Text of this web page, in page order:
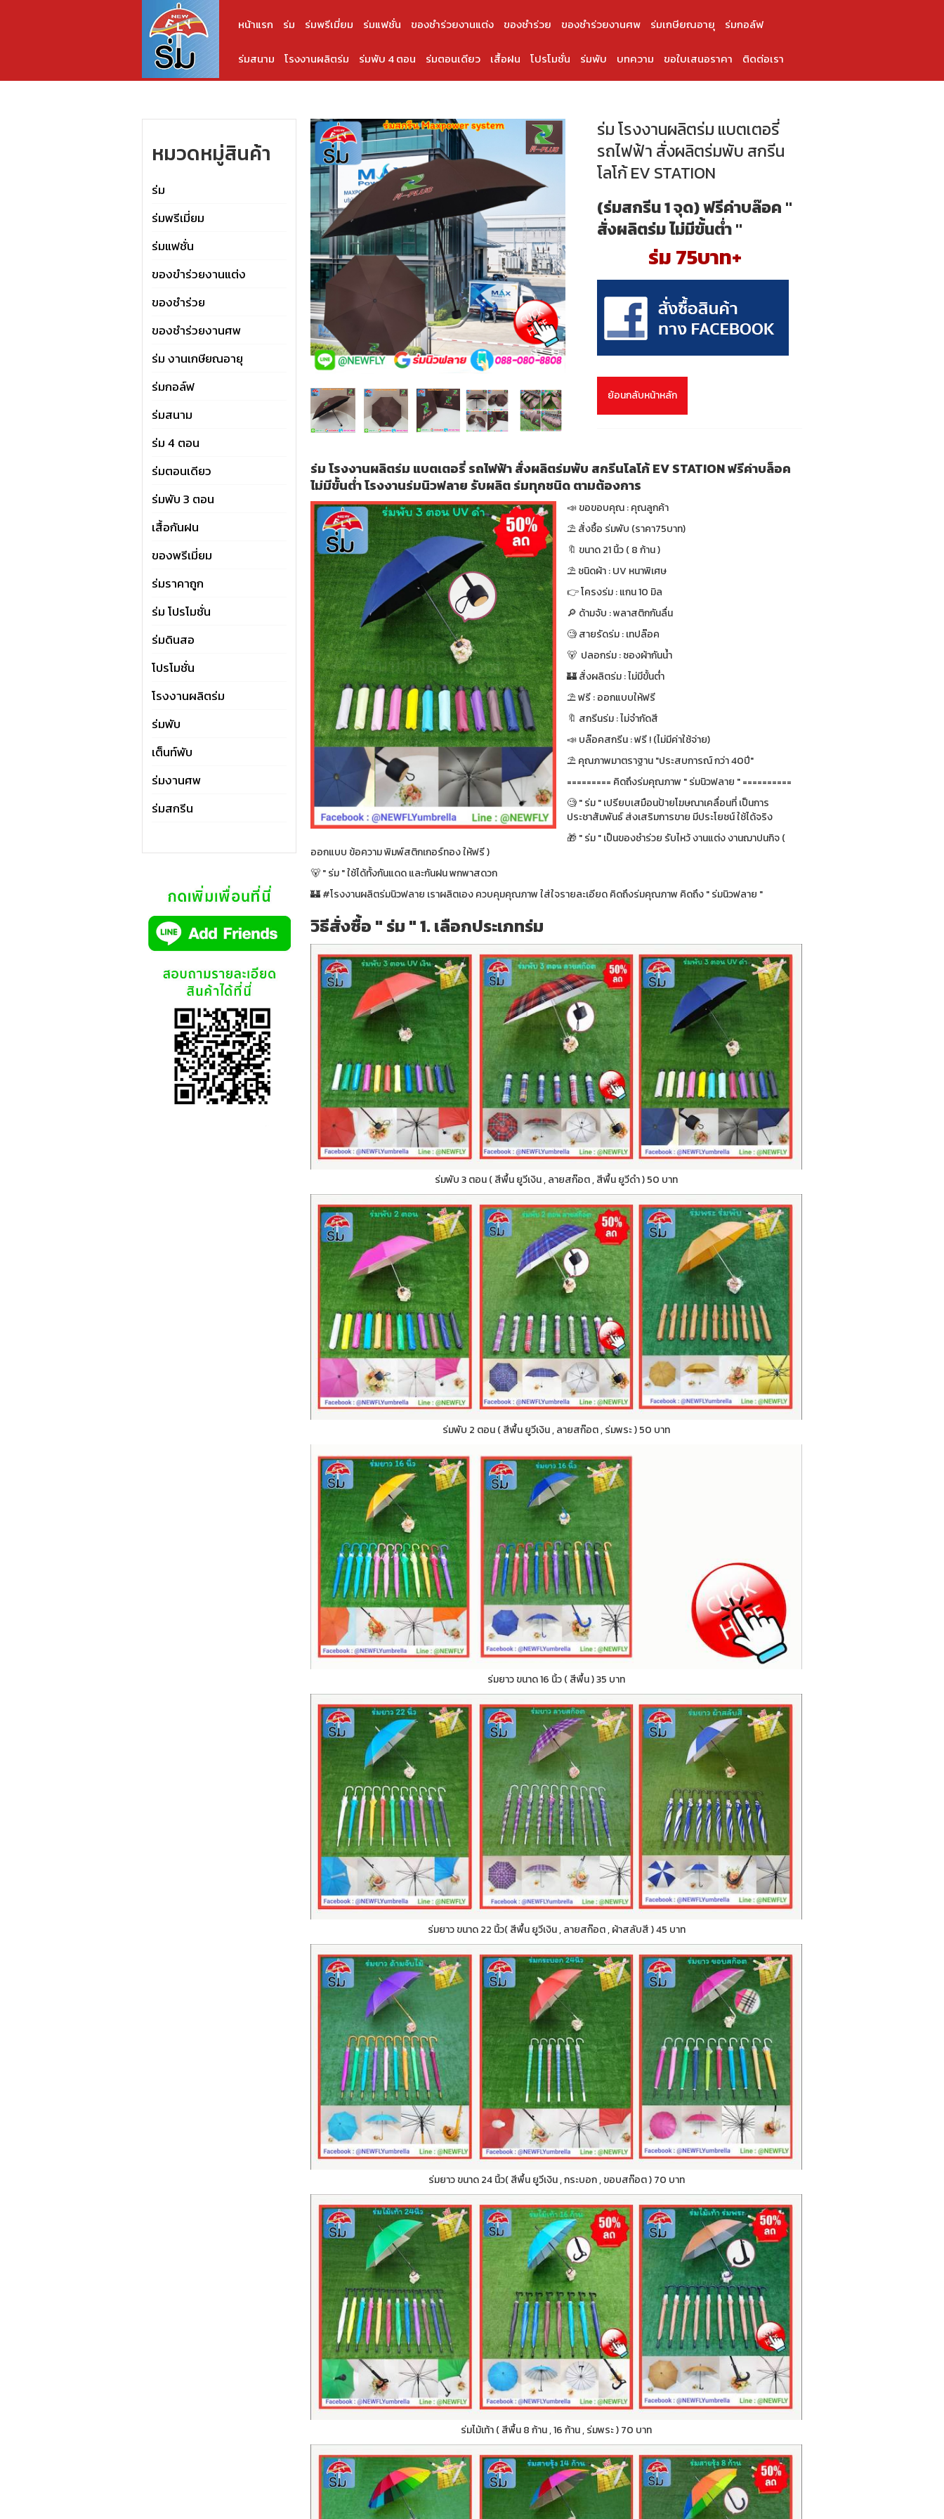
หน้าแรก ร่ม ร่มพรีเมี่ยม ร่มแฟชั่น ของชำร่วยงานแต่ง ของชำร่วย ของชำร่วยงานศพ ร่มเกษียณอายุ ร่มกอล์ฟ
ร่มสนาม โรงงานผลิตร่ม ร่มพับ 4 ตอน ร่มตอนเดียว เสื้อฝน โปรโมชั่น ร่มพับ บทความ ขอใบเสนอราคา ติดต่อเรา
หมวดหมู่สินค้า
ร่ม
ร่มพรีเมี่ยม
ร่มแฟชั่น
ของขำร่วยงานแต่ง
ของชำร่วย
ของชำร่วยงานศพ
ร่ม งานเกษียณอายุ
ร่มกอล์ฟ
ร่มสนาม
ร่ม 4 ตอน
ร่มตอนเดียว
ร่มพับ 3 ตอน
เสื้อกันฝน
ของพรีเมี่ยม
ร่มราคาถูก
ร่ม โปรโมชั่น
ร่มดินสอ
โปรโมชั่น
โรงงานผลิตร่ม
ร่มพับ
เต็นท์พับ
ร่มงานศพ
ร่มสกรีน
ร่ม โรงงานผลิตร่ม แบตเตอรี่
รถไฟฟ้า สั่งผลิตร่มพับ สกรีน
โลโก้ EV STATION
(ร่มสกรีน 1 จุด) ฟรีค่าบล๊อค "
สั่งผลิตร่ม ไม่มีขั้นต่ำ "
ร่ม 75บาท+
ย้อนกลับหน้าหลัก
ร่ม โรงงานผลิตร่ม แบตเตอรี่ รถไฟฟ้า สั่งผลิตร่มพับ สกรีนโลโก้ EV STATION ฟรีค่าบล็อค
ไม่มีขั้นต่ำ โรงงานร่มนิวฟลาย รับผลิต ร่มทุกชนิด ตามต้องการ
📣 ขอขอบคุณ : คุณลูกค้า
⛱ สั่งซื้อ ร่มพับ (ราคา75บาท)
🔖 ขนาด 21 นิ้ว ( 8 ก้าน )
⛱ ชนิดผ้า : UV หนาพิเศษ
👉 โครงร่ม : แกน 10 มิล
🔎 ด้ามจับ : พลาสติกกันลื่น
🧐 สายรัดร่ม : เทปล๊อค
🐻 ปลอกร่ม : ซองผ้ากันน้ำ
🏰 สั่งผลิตร่ม : ไม่มีขั้นต่ำ
⛱ ฟรี : ออกแบบให้ฟรี
🔖 สกรีนร่ม : ไม่จำกัดสี
📣 บล๊อคสกรีน : ฟรี ! (ไม่มีค่าใช้จ่าย)
⛱ คุณภาพมาตราฐาน "ประสบการณ์ กว่า 40ปี"
========= คิดถึงร่มคุณภาพ " ร่มนิวฟลาย " ==========
🧐 " ร่ม " เปรียบเสมือนป้ายโฆษณาเคลื่อนที่ เป็นการ
ประชาสัมพันธ์ ส่งเสริมการขาย มีประโยชน์ ใช้ได้จริง
🎁 " ร่ม " เป็นของชำร่วย รับไหว้ งานแต่ง งานฌาปนกิจ (
ออกแบบ ข้อความ พิมพ์สติกเกอร์ทอง ให้ฟรี )
🐻 " ร่ม " ใช้ได้ทั้งกันแดด และกันฝน พกพาสดวก
🏰 #โรงงานผลิตร่มนิวฟลาย เราผลิตเอง ควบคุมคุณภาพ ใส่ใจรายละเอียด คิดถึงร่มคุณภาพ คิดถึง " ร่มนิวฟลาย "
วิธีสั่งซื้อ " ร่ม " 1. เลือกประเภทร่ม
ร่มพับ 3 ตอน ( สีพื้น ยูวีเงิน , ลายสก๊อต , สีพื้น ยูวีดำ ) 50 บาท
ร่มพับ 2 ตอน ( สีพื้น ยูวีเงิน , ลายสก๊อต , ร่มพระ ) 50 บาท
ร่มยาว ขนาด 16 นิ้ว ( สีพื้น ) 35 บาท
ร่มยาว ขนาด 22 นิ้ว( สีพื้น ยูวีเงิน , ลายสก๊อต , ผ้าสลับสี ) 45 บาท
ร่มยาว ขนาด 24 นิ้ว( สีพื้น ยูวีเงิน , กระบอก , ขอบสก๊อต ) 70 บาท
ร่มไม้เท้า ( สีพื้น 8 ก้าน , 16 ก้าน , ร่มพระ ) 70 บาท